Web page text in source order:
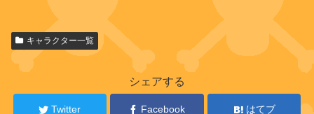
キャラクター一覧
シェアする
Twitter Facebook はてブ